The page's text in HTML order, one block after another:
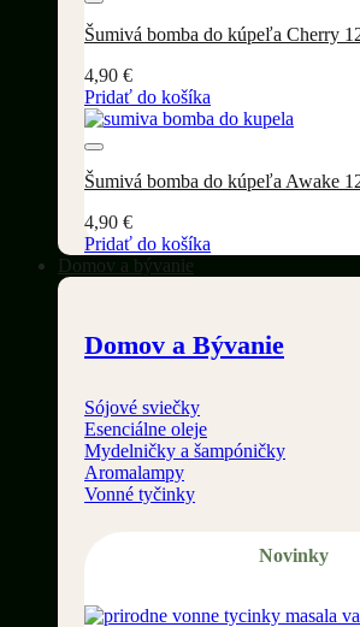
Šumivá bomba do kúpeľa Cherry
4,90 €
Pridať do košíka
Šumivá bomba do kúpeľa Awake
4,90 €
Pridať do košíka
Domov a bývanie
Domov a Bývanie
Sójové sviečky
Esenciálne oleje
Mydelničky a šampóničky
Aromalampy
Vonné tyčinky
Novinky